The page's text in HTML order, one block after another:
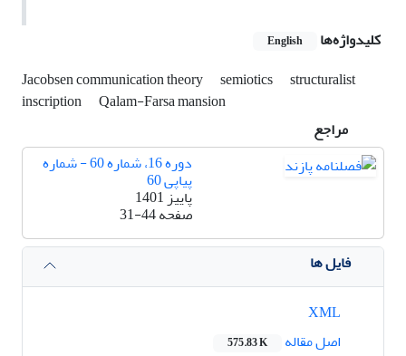
کلیدواژه‌ها
English
Jacobsen communication theory semiotics
structuralist
inscription
Qalam-Farsa mansion
مراجع
دوره 16، شماره 60 - شماره
پیاپی 60
پاییز 1401
صفحه31-44
فایل ها
اصل مقاله
575.83 K